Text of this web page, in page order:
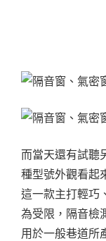
而當天還有試聽
種型號外觀看起
這一款主打輕巧
為受限，隔音檢
用於一般巷道所